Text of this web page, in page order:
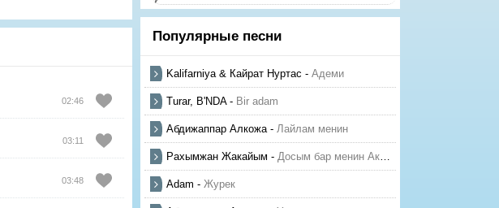
02:46
03:11
03:48
Популярные песни
Kalifarniya & Кайрат Нуртас - Адеми
Turar, B'NDA- Bir adam
Абдижаппар Алкожа- Лайлам менин
Рахымжан Жакайым - Досым бар менин Актауда
Adam - Журек